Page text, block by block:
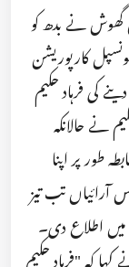
گھوش نے بدھ کو
کارپوریشن
کی فرہاد حکیم
نے حالانکہ
طور پر اپنا
آرائیاں تب تیز
اطلاع دی۔
کہ "فرہاد حکیم